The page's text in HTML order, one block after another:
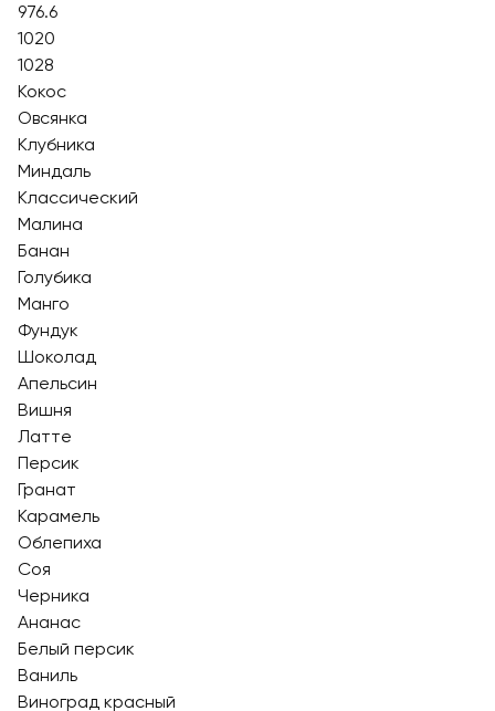
976.6
1020
1028
Кокос
Овсянка
Клубника
Миндаль
Классический
Малина
Банан
Голубика
Манго
Фундук
Шоколад
Апельсин
Вишня
Латте
Персик
Гранат
Карамель
Облепиха
Соя
Черника
Ананас
Белый персик
Ваниль
Виноград красный